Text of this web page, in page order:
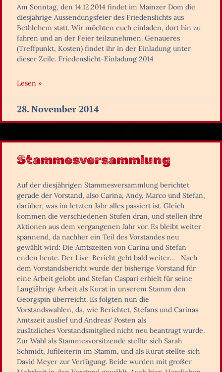
Am Sonntag, den 14.12.2014 findet im Mainzer Dom die
diesjährige Aussendungsfeier des Friedenslichts aus
Bethlehem statt. Wir möchten euch einladen, dort hin zu
fahren und an der Feier teilzunehmen. Genaueres
(Treffpunkt, Kosten) findet ihr in der Einladung unter
dieser Zeile. Friedenslicht-Einladung 2014
Lesen »
28. November 2014
Stammesversammlung
Auf der diesjährigen Stammesversammlung berichtet
gerade der Vorstand, also Carina, Andy, Marco und Stefan,
darüber, was im letzten Jahr alles passiert ist. Gleich
kommen die verschiedenen Stufen dran, und stellen ihre
Aktionen aus dem vergangenen Jahr vor. Es bleibt weiter
spannend, da nachher ein Teil des Vorstandes neu
gewählt wird: Die Amtszeiten von Carina und Stefan
enden heute. Der Live-Bericht geht bald weiter… Nach
dem Vorstandsbericht wurde der bisherige Vorstand für
eine Arbeit gelobt und Stefan Caspari erhielt für seine
Langjährige Arbeit als Kurat in unserem Stamm den
Georgspin überreicht. Es folgten nun die
Vorstandswahlen, da, wie Berichtet, Stefans und Carinas
Amtszeit auslief und Andreas‘ Posten als
zusätzliches Vorstandsmitglied nicht neu beantragt wurde.
Zur Wahl als Stammesvorsitzende stellte sich Sarah
Schmidt, Jufileiterin im Stamm, und als Kurat stellte sich
David Meyer zur Verfügung. Beide wurden mit großer